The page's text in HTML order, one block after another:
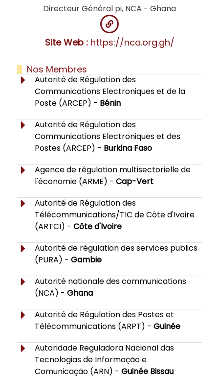
Directeur Général pi, NCA - Ghana
Site Web :https://nca.org.gh/
Nos Membres
Autorité de Régulation des
Communications Electroniques et de la
Poste (ARCEP) - Bénin
Autorité de Régulation des
Communications Electroniques et des
Postes (ARCEP) - Burkina Faso
Agence de régulation multisectorielle de
l'économie (ARME) -Cap-Vert
Autorité de Régulation des
Télécommunications/TIC de Côte d'Ivoire
(ARTCI) -Côte d'Ivoire
Autorité de régulation des services publics
(PURA) -Gambie
Autorité nationale des communications
(NCA) -Ghana
Autorité de Régulation des Postes et
Télécommunications (ARPT) -Guinée
Autoridade Reguladora Nacional das
Tecnologias de Informação e
Comunicação (ARN) -Guinée Bissau